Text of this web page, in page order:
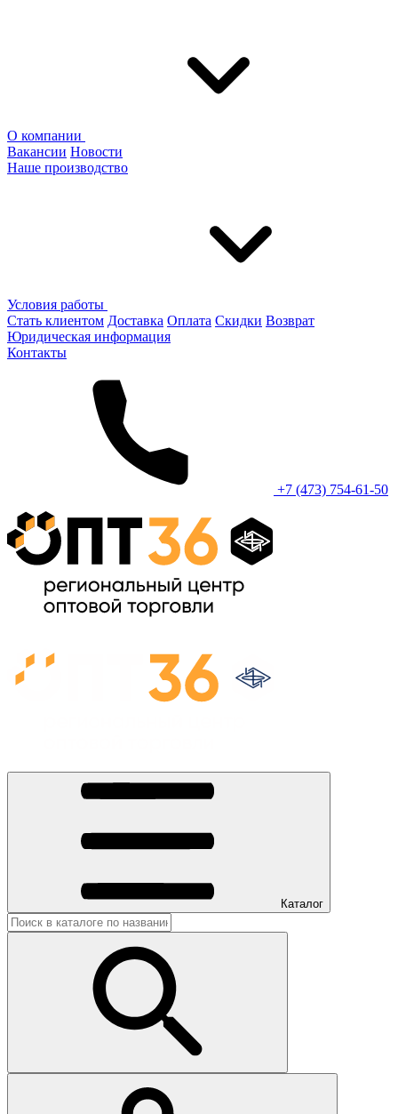
О компании
Вакансии Новости
Наше производство
Условия работы
Стать клиентом Доставка Оплата Скидки Возврат
Юридическая информация
Контакты
+7 (473) 754-61-50
Каталог